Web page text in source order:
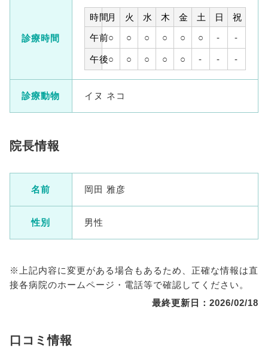
診療時間
時間月 火 水 木 金 土 日
祝
午前○ ○ ○ ○ ○ ○ - -
午後○ ○ ○ ○ ○ - - -
診療動物 イヌ ネコ
院長情報
名前 岡田 雅彦
性別 男性
※上記内容に変更がある場合もあるため、正確な情報は直
接各病院のホームページ・電話等で確認してください。
最終更新日：2026/02/18
口コミ情報